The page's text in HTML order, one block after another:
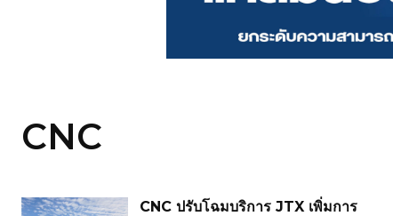
CNC
CNC ปรับโฉมบริการ JTX เพิ่มการ